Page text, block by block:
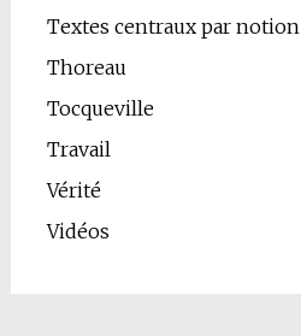
Textes centraux par notion
Thoreau
Tocqueville
Travail
Vérité
Vidéos